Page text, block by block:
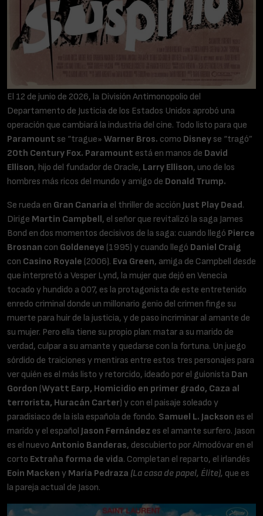
El 12 de junio de 2026, la División Antimonopolio del
Departamento de Justicia de los Estados Unidos aprobó una
operación que cambiará la industria del cine. Todo listo para que
Paramount se “trague» Warner Bros. como Disney se “tragó”
20th Century Fox. Paramount está en manos de David
Ellison, hijo del fundador de Oracle, Larry Ellison, uno de los
hombres más ricos del mundo y amigo de Donald Trump.
Se rueda en Gran Canaria el thriller de acción Just Play Dead.
Dirige Martin Campbell, el señor que revitalizó la saga James
Bond en dos momentos decisivos de la saga: cuando llegó Pierce
Brosnan con Goldeneye (1995) y cuando llegó Daniel Craig
con Casino Royale (2006). Eva Green, amiga de Campbell desde
que interpretó a Vesper Lynd, la mujer que dejó en Venecia
tocado y hundido a 007, es la protagonista de este entretenido
enredo criminal donde un millonario genio del crimen finge su
muerte para huir de la justicia, y de paso incriminar al amante de
su mujer. Pero ella tiene su propio plan: matar a su marido de
verdad, culpar a su amante y quedarse con la fortuna. Un juego
sórdido de traiciones y mentiras entre estos tres personajes para
ver quién es el más listo y retorcido, ideado por el guionista Dan
Gordon (Wyatt Earp, Homicidio en primer grado, Caza al
terrorista, Huracán Carter) y con el paisaje soleado y
paradisiaco de la isla española de fondo. Samuel L. Jackson es el
marido y el español Jason Fernández es el amante surfero. Jason
es el nuevo Antonio Banderas, descubierto por Almodóvar en el
corto Extraña forma de vida. Completan el reparto, el irlandés
Eoin Macken y María Pedraza (La casa de papel, Élite), que es
la pareja actual de Jason.